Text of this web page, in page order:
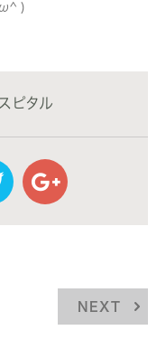
)
ピタル
NEXT